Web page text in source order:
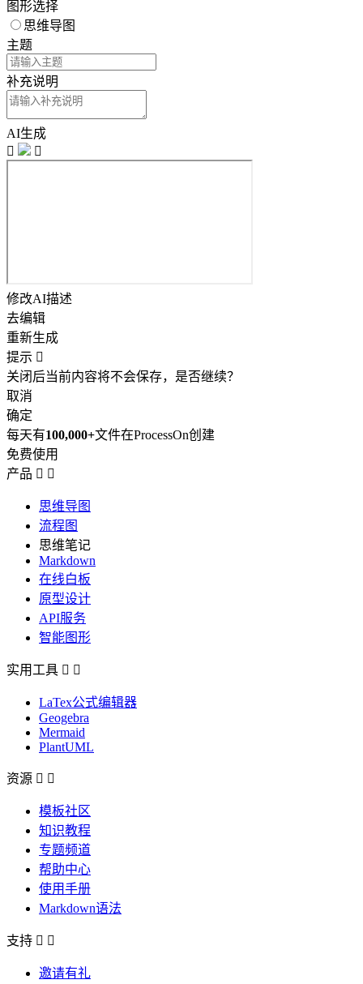
图形选择
思维导图
主题
补充说明
AI生成


修改AI描述
去编辑
重新生成
提示 
关闭后当前内容将不会保存，是否继续？
取消
确定
每天有100,000+文件在ProcessOn创建
免费使用
产品  
思维导图
流程图
思维笔记
Markdown
在线白板
原型设计
API服务
智能图形
实用工具  
LaTex公式编辑器
Geogebra
Mermaid
PlantUML
资源  
模板社区
知识教程
专题频道
帮助中心
使用手册
Markdown语法
支持  
邀请有礼